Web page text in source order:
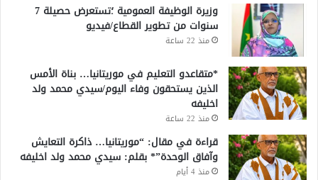
وزيرة الوظيفة العمومية ؛تستعرض حصيلة 7
سنوات من تطوير القطاع/فيديو
منذ 22 ساعة
*متقاعدو التعليم في موريتانيا… بناة الأمس
الذين يستحقون وفاء اليوم/سيدي محمد ولد
اخليفه
منذ 22 ساعة
قراءة في مقال: “موريتانيا… ذاكرة التعايش
وآفاق الوحدة”* بقلم: سيدي محمد ولد اخليفه
منذ 4 أيام